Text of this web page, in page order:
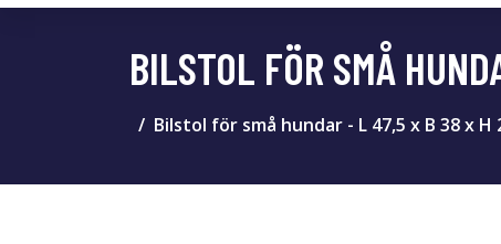
BILSTOL FÖR SMÅ
Bilstol för små hundar - L 47,5 x B 38 x H